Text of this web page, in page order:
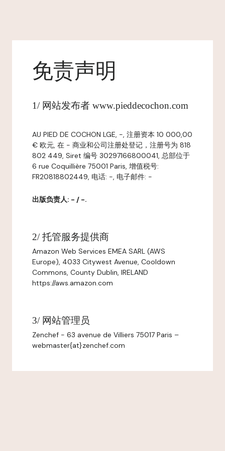
免责声明
1/ 网站发布者 www.pieddecochon.com
AU PIED DE COCHON LGE, -, 注册资本 10 000,00
€ 欧元, 在 - 商业和公司注册处登记，注册号为 818
802 449, Siret 编号 30297166800041, 总部位于
6 rue Coquillière 75001 Paris, 增值税号:
FR20818802449, 电话: -, 电子邮件: -
出版负责人: - / -.
2/ 托管服务提供商
Amazon Web Services EMEA SARL (AWS
Europe), 4033 Citywest Avenue, Cooldown
Commons, County Dublin, IRELAND
https://aws.amazon.com
3/ 网站管理员
Zenchef - 63 avenue de Villiers 75017 Paris –
webmaster{at}zenchef.com